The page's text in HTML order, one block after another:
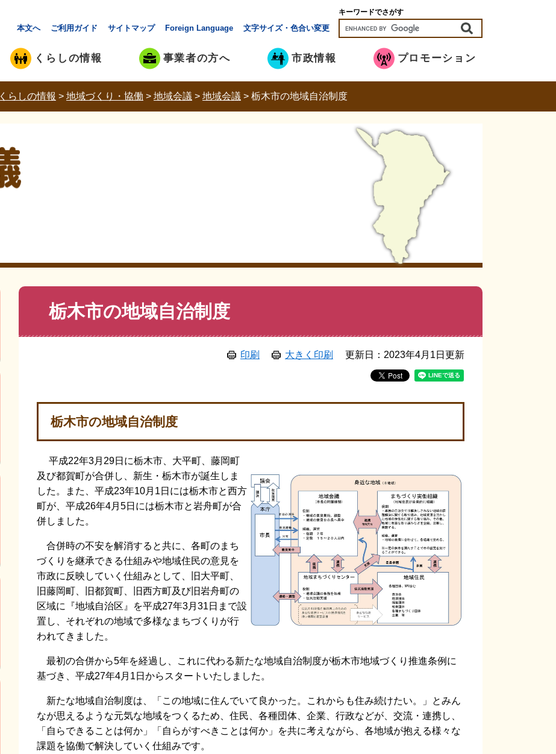
本文へ ご利用ガイド サイトマップ Foreign Language 文字サイズ・色合い変更
キーワードでさがす
くらしの情報 事業者の方へ 市政情報 プロモーション
くらしの情報 > 地域づくり・協働 > 地域会議 > 地域会議 > 栃木市の地域自治制度
栃木市の地域自治制度
印刷 大きく印刷 更新日：2023年4月1日更新
栃木市の地域自治制度
平成22年3月29日に栃木市、大平町、藤岡町
及び都賀町が合併し、新生・栃木市が誕生しま
した。また、平成23年10月1日には栃木市と西方
町が、平成26年4月5日には栃木市と岩舟町が合
併しました。
合併時の不安を解消すると共に、各町のまち
づくりを継承できる仕組みや地域住民の意見を
市政に反映していく仕組みとして、旧大平町、
旧藤岡町、旧都賀町、旧西方町及び旧岩舟町の
区域に『地域自治区』を平成27年3月31日まで設
置し、それぞれの地域で多様なまちづくりが行
われてきました。
最初の合併から5年を経過し、これに代わる新たな地域自治制度が栃木市地域づくり推進条例に
基づき、平成27年4月1日からスタートいたしました。
新たな地域自治制度は、「この地域に住んでいて良かった。これからも住み続けたい。」とみん
なが思えるような元気な地域をつくるため、住民、各種団体、企業、行政などが、交流・連携し、
「自らできることは何か」「自らがすべきことは何か」を共に考えながら、各地域が抱える様々な
課題を協働で解決していく仕組みです。